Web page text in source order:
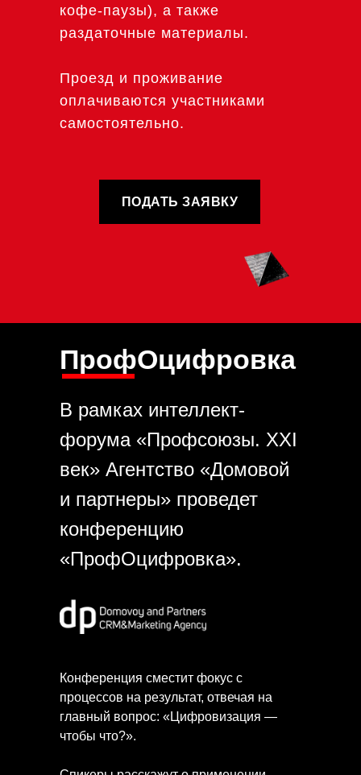
кофе-паузы), а также
раздаточные материалы.
Проезд и проживание
оплачиваются участниками
самостоятельно.
ПОДАТЬ ЗАЯВКУ
ПрофОцифровка
В рамках интеллект-
форума «Профсоюзы. XXI
век» Агентство «Домовой
и партнеры» проведет
конференцию
«ПрофОцифровка».
Конференция сместит фокус с
процессов на результат, отвечая на
главный вопрос: «Цифровизация —
чтобы что?».